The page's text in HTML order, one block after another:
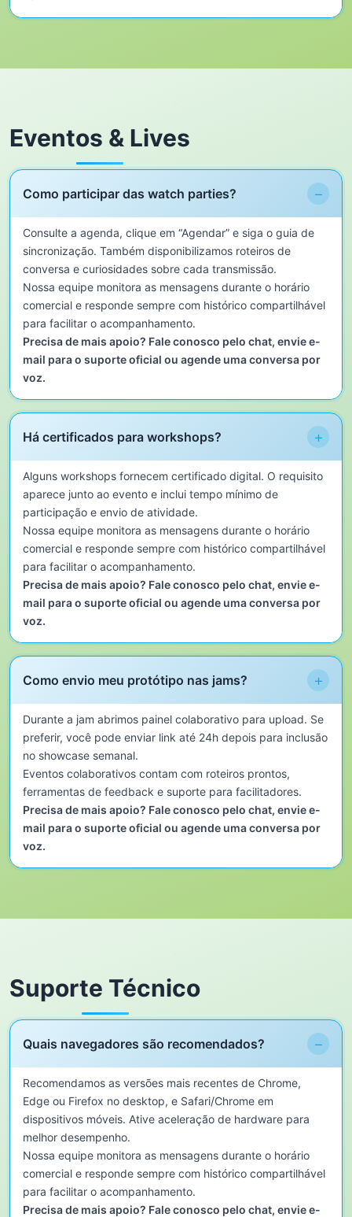
Eventos & Lives
Como participar das watch parties? −
Consulte a agenda, clique em “Agendar” e siga o guia de
sincronização. Também disponibilizamos roteiros de
conversa e curiosidades sobre cada transmissão.
Nossa equipe monitora as mensagens durante o horário
comercial e responde sempre com histórico compartilhável
para facilitar o acompanhamento.
Precisa de mais apoio? Fale conosco pelo chat, envie e-
mail para o suporte oficial ou agende uma conversa por
voz.
Há certificados para workshops? +
Alguns workshops fornecem certificado digital. O requisito
aparece junto ao evento e inclui tempo mínimo de
participação e envio de atividade.
Nossa equipe monitora as mensagens durante o horário
comercial e responde sempre com histórico compartilhável
para facilitar o acompanhamento.
Precisa de mais apoio? Fale conosco pelo chat, envie e-
mail para o suporte oficial ou agende uma conversa por
voz.
Como envio meu protótipo nas jams? +
Durante a jam abrimos painel colaborativo para upload. Se
preferir, você pode enviar link até 24h depois para inclusão
no showcase semanal.
Eventos colaborativos contam com roteiros prontos,
ferramentas de feedback e suporte para facilitadores.
Precisa de mais apoio? Fale conosco pelo chat, envie e-
mail para o suporte oficial ou agende uma conversa por
voz.
Suporte Técnico
Quais navegadores são recomendados? −
Recomendamos as versões mais recentes de Chrome,
Edge ou Firefox no desktop, e Safari/Chrome em
dispositivos móveis. Ative aceleração de hardware para
melhor desempenho.
Nossa equipe monitora as mensagens durante o horário
comercial e responde sempre com histórico compartilhável
para facilitar o acompanhamento.
Precisa de mais apoio? Fale conosco pelo chat, envie e-